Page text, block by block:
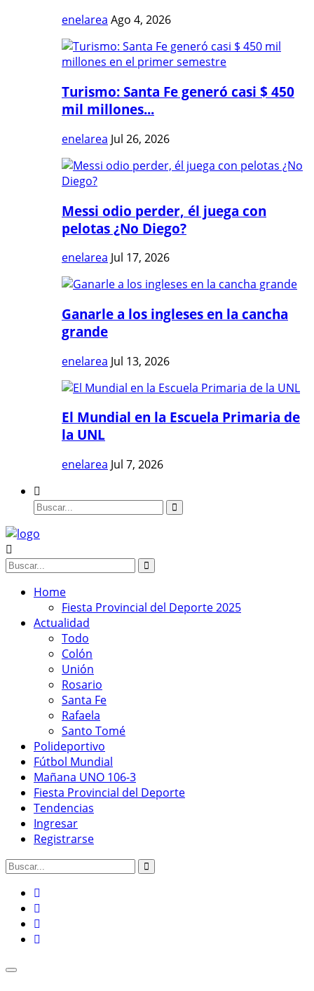
enelarea Ago 4, 2026
Turismo: Santa Fe generó casi $ 450
mil millones...
enelarea Jul 26, 2026
Messi odio perder, él juega con
pelotas ¿No Diego?
enelarea Jul 17, 2026
Ganarle a los ingleses en la cancha
grande
enelarea Jul 13, 2026
El Mundial en la Escuela Primaria de
la UNL
enelarea Jul 7, 2026
Home
Fiesta Provincial del Deporte 2025
Actualidad
Todo
Colón
Unión
Rosario
Santa Fe
Rafaela
Santo Tomé
Polideportivo
Fútbol Mundial
Mañana UNO 106-3
Fiesta Provincial del Deporte
Tendencias
Ingresar
Registrarse